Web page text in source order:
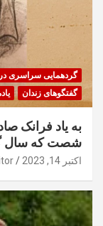
گردهمایی سراسری
گفتگوهای زندان
به یاد فرانک
شصت که سال
اکتبر 14, 2023